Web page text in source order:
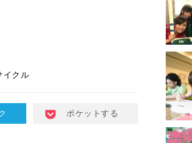
イクル
ポケットする